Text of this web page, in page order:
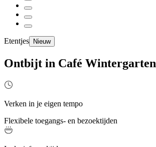
Etentjes Nieuw
Ontbijt in Café Wintergarten
Verken in je eigen tempo
Flexibele toegangs- en bezoektijden